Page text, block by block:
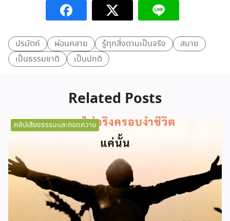
ปรมัตถ์ ผ่อนคลาย รู้ทุกสิ่งตามเป็นจริง
สบาย
เป็นธรรมชาติ
เป็นปกติ
Related Posts
คลิปเสียงธรรมและถอดความ